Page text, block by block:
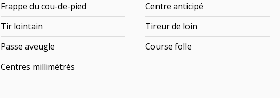
Frappe du cou-de-pied
Tir lointain
Passe aveugle
Centres millimétrés
Centre anticipé
Tireur de loin
Course folle